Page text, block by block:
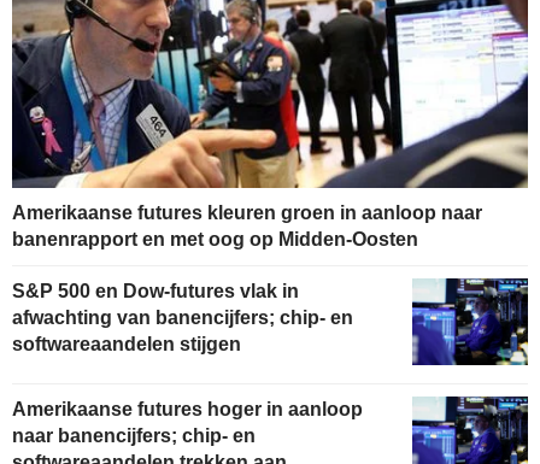
Amerikaanse futures kleuren groen in aanloop naar
banenrapport en met oog op Midden-Oosten
S&P 500 en Dow-futures vlak in
afwachting van banencijfers; chip- en
softwareaandelen stijgen
Amerikaanse futures hoger in aanloop
naar banencijfers; chip- en